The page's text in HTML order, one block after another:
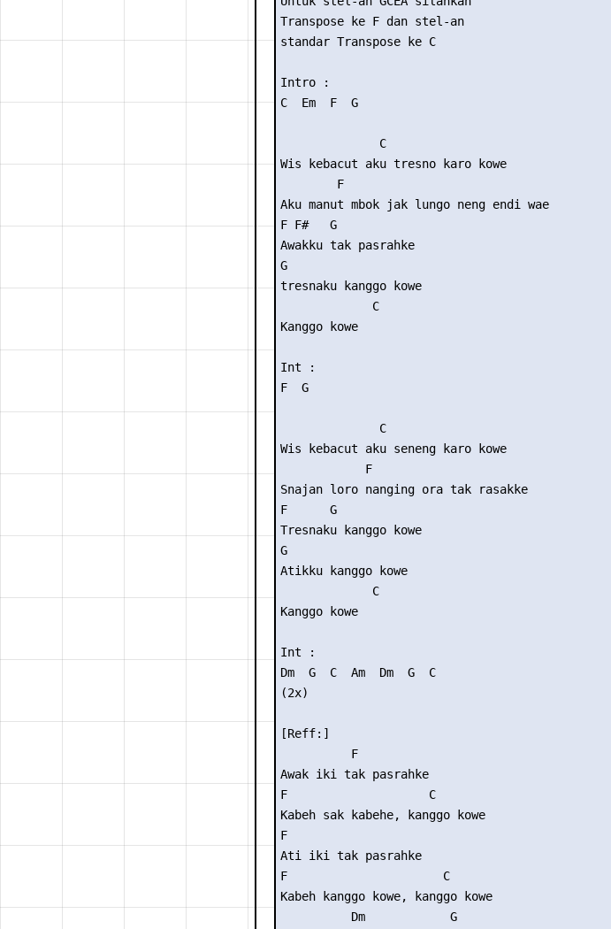
Transpose ke F dan stel-an
standar Transpose ke C
Intro :
C  Em  F  G
              C
Wis kebacut aku tresno karo kowe
        F
Aku manut mbok jak lungo neng endi wae
F F#   G
Awakku tak pasrahke
G
tresnaku kanggo kowe
             C
Kanggo kowe
Int :
F  G
              C
Wis kebacut aku seneng karo kowe
            F
Snajan loro nanging ora tak rasakke
F      G
Tresnaku kanggo kowe
G
Atikku kanggo kowe
             C
Kanggo kowe
Int :
Dm  G  C  Am  Dm  G  C
(2x)
[Reff:]
          F
Awak iki tak pasrahke
F                    C
Kabeh sak kabehe, kanggo kowe
F
Ati iki tak pasrahke
F                      C
Kabeh kanggo kowe, kanggo kowe
          Dm            G